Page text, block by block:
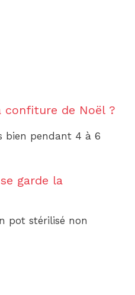
confiture de Noël ?
bien pendant 4 à 6
garde la
pot stérilisé non